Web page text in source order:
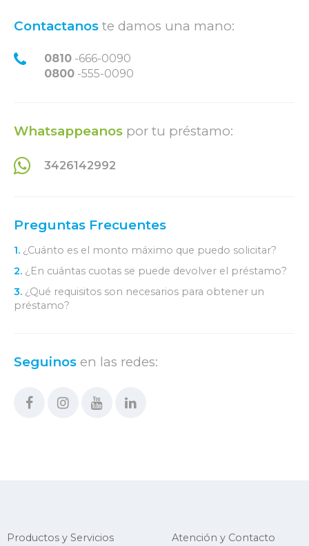
Contactanos te damos una mano:
0810 -666-0090
0800 -555-0090
Whatsappeanos por tu préstamo:
3426142992
Preguntas Frecuentes
1. ¿Cuánto es el monto máximo que puedo solicitar?
2. ¿En cuántas cuotas se puede devolver el préstamo?
3. ¿Qué requisitos son necesarios para obtener un
préstamo?
Seguinos en las redes:
Productos y Servicios Atención y Contacto